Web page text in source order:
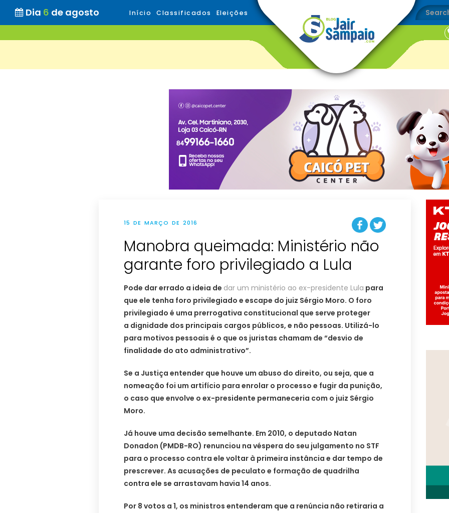
Dia 6 de agosto Início Classificados Eleições
15 DE MARÇO DE 2016
Manobra queimada: Ministério não
garante foro privilegiado a Lula
Pode dar errado a ideia de dar um ministério ao ex-presidente Lula para
que ele tenha foro privilegiado e escape do juiz Sérgio Moro. O foro
privilegiado é uma prerrogativa constitucional que serve proteger
a dignidade dos principais cargos públicos, e não pessoas. Utilizá-lo
para motivos pessoais é o que os juristas chamam de “desvio de
finalidade do ato administrativo”.
Se a Justiça entender que houve um abuso do direito, ou seja, que a
nomeação foi um artifício para enrolar o processo e fugir da punição,
o caso que envolve o ex-presidente permaneceria com o juiz Sérgio
Moro.
Já houve uma decisão semelhante. Em 2010, o deputado Natan
Donadon (PMDB-RO) renunciou na véspera do seu julgamento no STF
para o processo contra ele voltar à primeira instância e dar tempo de
prescrever. As acusações de peculato e formação de quadrilha
contra ele se arrastavam havia 14 anos.
Por 8 votos a 1, os ministros entenderam que a renúncia não retiraria a